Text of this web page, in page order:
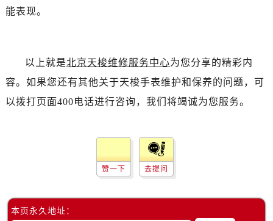
能表现。
以上就是北京天梭维修服务中心为您分享的精彩内
容。如果您还有其他关于天梭手表维护和保养的问题，可
以拨打页面400电话进行咨询，我们将竭诚为您服务。
赞一下 去提问
本页永久地址：